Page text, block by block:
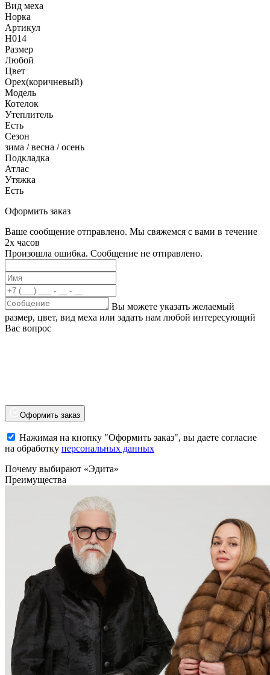
Вид меха
Норка
Артикул
Н014
Размер
Любой
Цвет
Орех(коричневый)
Модель
Котелок
Утеплитель
Есть
Сезон
зима / весна / осень
Подкладка
Атлас
Утяжка
Есть
Оформить заказ
Ваше сообщение отправлено. Мы свяжемся с вами в течение
2х часов
Произошла ошибка. Сообщение не отправлено.
Вы можете указать желаемый
размер, цвет, вид меха или задать нам любой интересующий
Вас вопрос
Оформить заказ
Нажимая на кнопку "Оформить заказ", вы даете согласие
на обработку персональных данных
Почему выбирают «Эдита»
Преимущества